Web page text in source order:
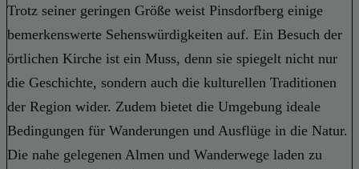
Trotz seiner geringen Größe weist Pinsdorfberg einige
bemerkenswerte Sehenswürdigkeiten auf. Ein Besuch der
örtlichen Kirche ist ein Muss, denn sie spiegelt nicht nur
die Geschichte, sondern auch die kulturellen Traditionen
der Region wider. Zudem bietet die Umgebung ideale
Bedingungen für Wanderungen und Ausflüge in die Natur.
Die nahe gelegenen Almen und Wanderwege laden zu